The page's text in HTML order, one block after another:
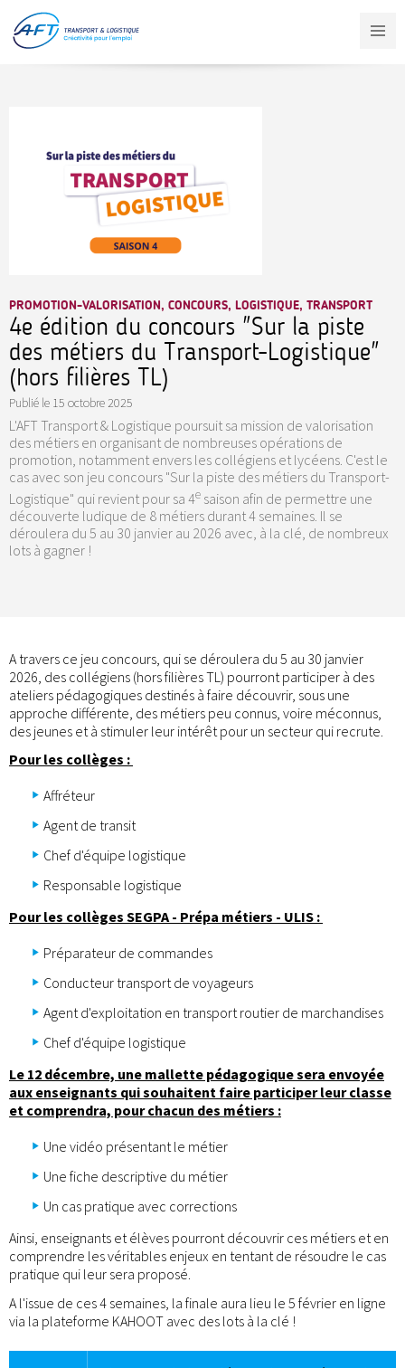
contenu
principal
PROMOTION-VALORISATION, CONCOURS, LOGISTIQUE, TRANSPORT
4e édition du concours "Sur la piste
des métiers du Transport-Logistique"
(hors filières TL)
Publié le 15 octobre 2025
L'AFT Transport & Logistique poursuit sa mission de valorisation
des métiers en organisant de nombreuses opérations de
promotion, notamment envers les collégiens et lycéens. C'est le
cas avec son jeu concours "Sur la piste des métiers du Transport-
Logistique" qui revient pour sa 4e saison afin de permettre une
découverte ludique de 8 métiers durant 4 semaines. Il se
déroulera du 5 au 30 janvier au 2026 avec, à la clé, de nombreux
lots à gagner !
A travers ce jeu concours, qui se déroulera du 5 au 30 janvier
2026, des collégiens (hors filières TL) pourront participer à des
ateliers pédagogiques destinés à faire découvrir, sous une
approche différente, des métiers peu connus, voire méconnus,
des jeunes et à stimuler leur intérêt pour un secteur qui recrute.
Pour les collèges :
Affréteur
Agent de transit
Chef d'équipe logistique
Responsable logistique
Pour les collèges SEGPA - Prépa métiers - ULIS :
Préparateur de commandes
Conducteur transport de voyageurs
Agent d'exploitation en transport routier de marchandises
Chef d'équipe logistique
Le 12 décembre, une mallette pédagogique sera envoyée
aux enseignants qui souhaitent faire participer leur classe
et comprendra, pour chacun des métiers :
Une vidéo présentant le métier
Une fiche descriptive du métier
Un cas pratique avec corrections
Ainsi, enseignants et élèves pourront découvrir ces métiers et en
comprendre les véritables enjeux en tentant de résoudre le cas
pratique qui leur sera proposé.
A l'issue de ces 4 semaines, la finale aura lieu le 5 février en ligne
via la plateforme KAHOOT avec des lots à la clé !